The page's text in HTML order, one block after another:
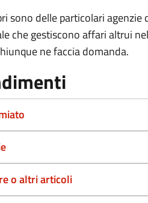
sono delle particolari
che gestiscono affari altrui
ne faccia domanda.
o altri articoli